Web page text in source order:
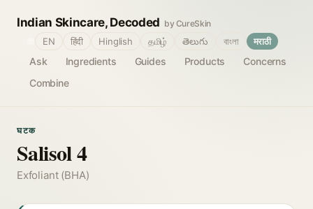
Indian Skincare, Decoded by CureSkin
Ask Ingredients Guides Products
Concerns
Combine
EN हिंदी Hinglish தமிழ் తెలుగు বাংলা मराठी
घटक
Salisol 4
Exfoliant (BHA)